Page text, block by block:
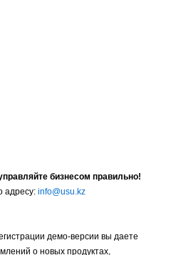
бизнесом правильно!
адресу:info@usu.kz
демо-версии вы даете
о новых продуктах,